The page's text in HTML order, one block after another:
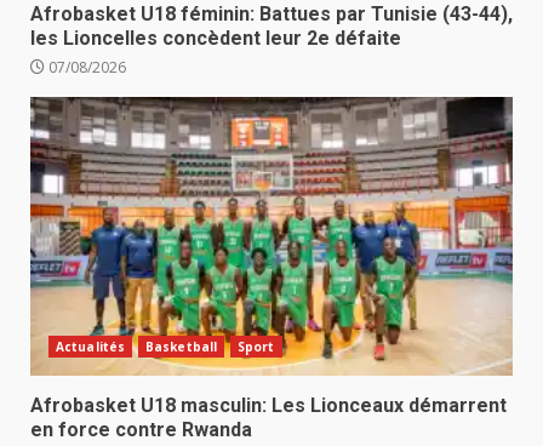
Afrobasket U18 féminin: Battues par Tunisie (43-44),
les Lioncelles concèdent leur 2e défaite
07/08/2026
Actualités Basketball Sport
Afrobasket U18 masculin: Les Lionceaux démarrent
en force contre Rwanda